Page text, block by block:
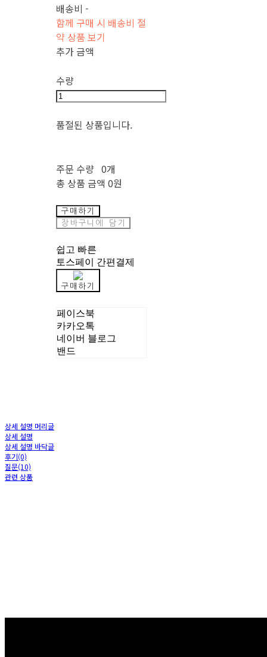
배송비-
함께 구매 시 배송비 절
약 상품 보기
추가 금액
수량
품절된 상품입니다.
주문 수량 0개
총 상품 금액 0원
구매하기
장바구니에 담기
쉽고 빠른
토스페이 간편결제
구매하기
페이스북
카카오톡
네이버 블로그
밴드
상세 설명 머리글
상세 설명
상세 설명 바닥글
후기(0)
질문(10)
관련 상품